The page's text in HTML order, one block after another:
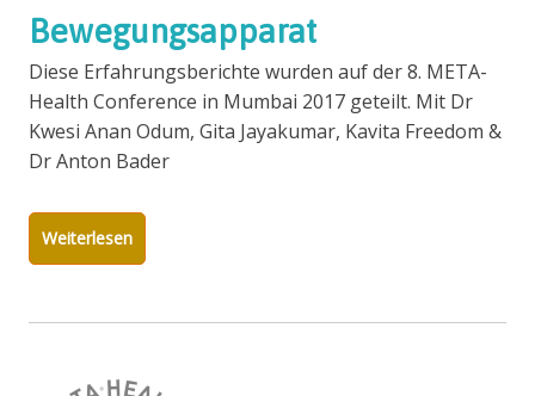
Bewegungsapparat
Diese Erfahrungsberichte wurden auf der 8. META-
Health Conference in Mumbai 2017 geteilt. Mit Dr
Kwesi Anan Odum, Gita Jayakumar, Kavita Freedom &
Dr Anton Bader
Weiterlesen